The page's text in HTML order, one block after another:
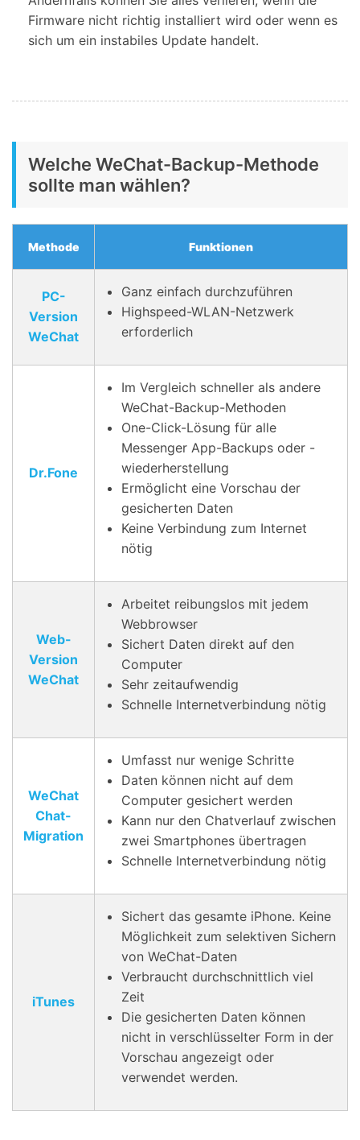
Firmware nicht richtig installiert wird oder wenn es
sich um ein instabiles Update handelt.
Welche WeChat-Backup-Methode
sollte man wählen?
Methode Funktionen
PC-
Version
WeChat
Ganz einfach durchzuführen
Highspeed-WLAN-Netzwerk
erforderlich
Dr.Fone
Im Vergleich schneller als andere
WeChat-Backup-Methoden
One-Click-Lösung für alle
Messenger App-Backups oder -
wiederherstellung
Ermöglicht eine Vorschau der
gesicherten Daten
Keine Verbindung zum Internet
nötig
Web-
Version
WeChat
Arbeitet reibungslos mit jedem
Webbrowser
Sichert Daten direkt auf den
Computer
Sehr zeitaufwendig
Schnelle Internetverbindung nötig
WeChat
Chat-
Migration
Umfasst nur wenige Schritte
Daten können nicht auf dem
Computer gesichert werden
Kann nur den Chatverlauf zwischen
zwei Smartphones übertragen
Schnelle Internetverbindung nötig
iTunes
Sichert das gesamte iPhone. Keine
Möglichkeit zum selektiven Sichern
von WeChat-Daten
Verbraucht durchschnittlich viel
Zeit
Die gesicherten Daten können
nicht in verschlüsselter Form in der
Vorschau angezeigt oder
verwendet werden.